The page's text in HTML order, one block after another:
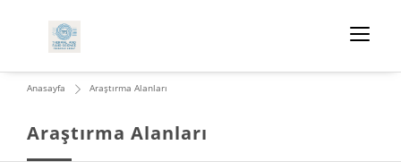
Araştırma Alanları
Anasayfa Araştırma Alanları